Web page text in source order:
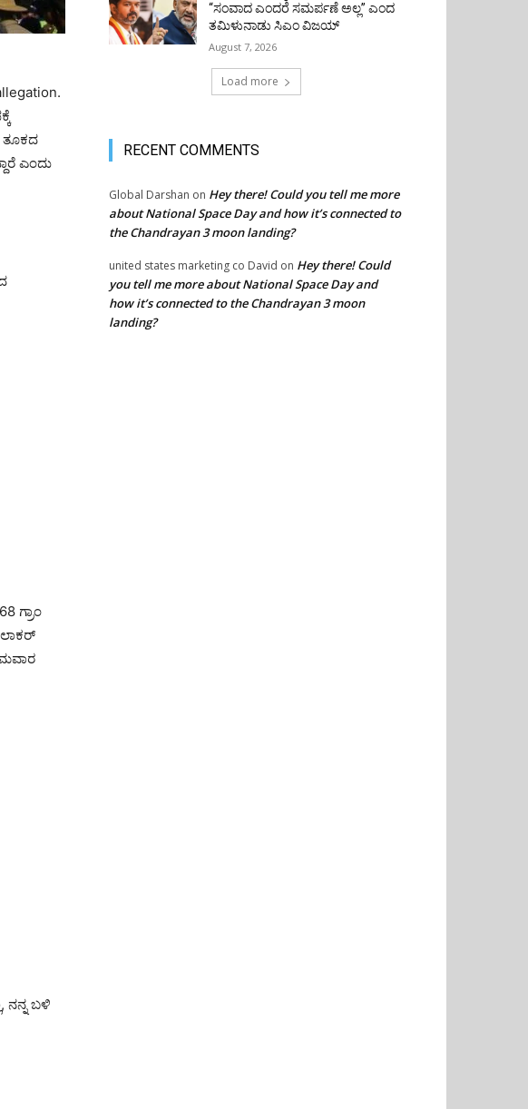
ತೂಕದ
ಎಂದು
ಗ್ರಾಂ
ನನ್ನ ಬಳಿ
“ಸಂವಾದ ಎಂದರೆ ಸಮರ್ಪಣೆ ಅಲ್ಲ” ಎಂದ
ತಮಿಳುನಾಡು ಸಿಎಂ ವಿಜಯ್
August 7, 2026
Load more
RECENT COMMENTS
Global Darshan on Hey there! Could you tell me more
about National Space Day and how it’s connected to
the Chandrayan 3 moon landing?
united states marketing co David on Hey there! Could
you tell me more about National Space Day and
how it’s connected to the Chandrayan 3 moon
landing?